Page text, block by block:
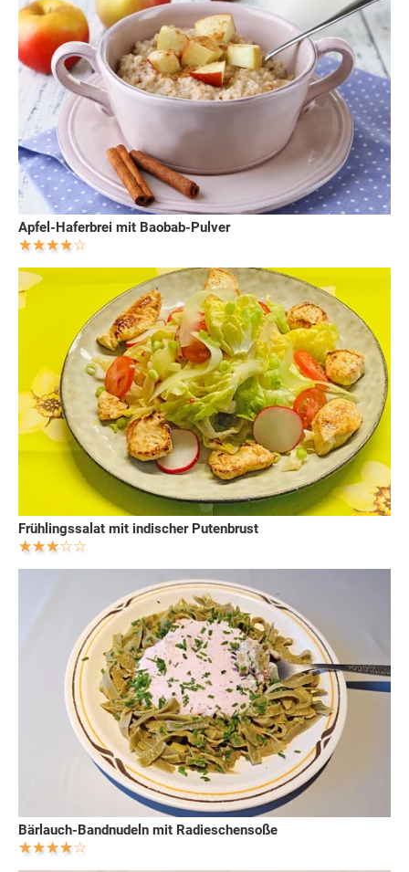
Apfel-Haferbrei mit Baobab-Pulver
Frühlingssalat mit indischer Putenbrust
Bärlauch-Bandnudeln mit Radieschensoße